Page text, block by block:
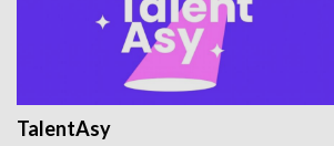
TalentAsy